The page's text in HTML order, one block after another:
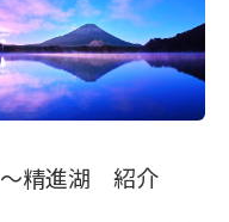
～精進湖 紹介